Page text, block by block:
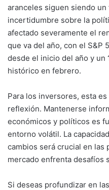
aranceles siguen siendo
incertidumbre sobre la
afectado severamente el
que va del año, con el S&P
desde el inicio del año y un
histórico en febrero.
Para los inversores, esta
reflexión. Mantenerse
económicos y políticos es
entorno volátil. La
cambios será crucial en las
mercado enfrenta desafíos
Si deseas profundizar en